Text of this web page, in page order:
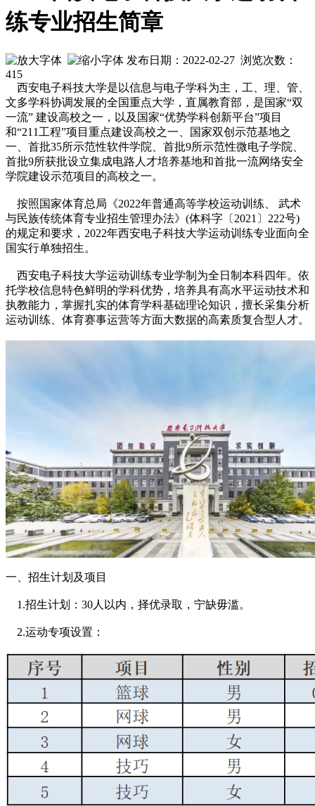
练专业招生简章
发布日期：2022-02-27 浏览次数：
415
西安电子科技大学是以信息与电子学科为主，工、理、管、
文多学科协调发展的全国重点大学，直属教育部，是国家“双
一流” 建设高校之一，以及国家“优势学科创新平台”项目
和“211工程”项目重点建设高校之一、国家双创示范基地之
一、首批35所示范性软件学院、首批9所示范性微电子学院、
首批9所获批设立集成电路人才培养基地和首批一流网络安全
学院建设示范项目的高校之一。
按照国家体育总局《2022年普通高等学校运动训练、 武术
与民族传统体育专业招生管理办法》(体科字〔2021〕222号)
的规定和要求，2022年西安电子科技大学运动训练专业面向全
国实行单独招生。
西安电子科技大学运动训练专业学制为全日制本科四年。依
托学校信息特色鲜明的学科优势，培养具有高水平运动技术和
执教能力，掌握扎实的体育学科基础理论知识，擅长采集分析
运动训练、体育赛事运营等方面大数据的高素质复合型人才。
一、招生计划及项目
1.招生计划：30人以内，择优录取，宁缺毋滥。
2.运动专项设置：